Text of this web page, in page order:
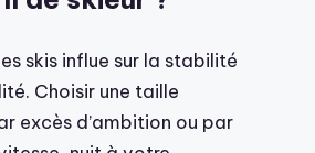
skis influe sur la stabilité
Choisir une taille
excès d’ambition ou par